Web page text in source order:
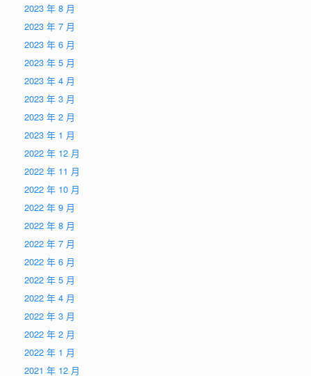
2023 年 8 月
2023 年 7 月
2023 年 6 月
2023 年 5 月
2023 年 4 月
2023 年 3 月
2023 年 2 月
2023 年 1 月
2022 年 12 月
2022 年 11 月
2022 年 10 月
2022 年 9 月
2022 年 8 月
2022 年 7 月
2022 年 6 月
2022 年 5 月
2022 年 4 月
2022 年 3 月
2022 年 2 月
2022 年 1 月
2021 年 12 月